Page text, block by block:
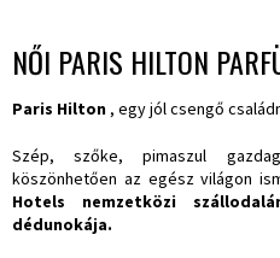
NŐI PARIS HILTON
Paris Hilton , egy jól csengő
Szép, szőke, pimaszul
köszönhetően az egész világon
Hotels nemzetközi
dédunokája.